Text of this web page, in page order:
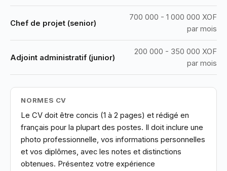
Chef de projet (senior)
700 000 - 1 000 000 XOF
par mois
Adjoint administratif (junior)
200 000 - 350 000 XOF
par mois
NORMES CV
Le CV doit être concis (1 à 2 pages) et rédigé en
français pour la plupart des postes. Il doit inclure une
photo professionnelle, vos informations personnelles
et vos diplômes, avec les notes et distinctions
obtenues. Présentez votre expérience